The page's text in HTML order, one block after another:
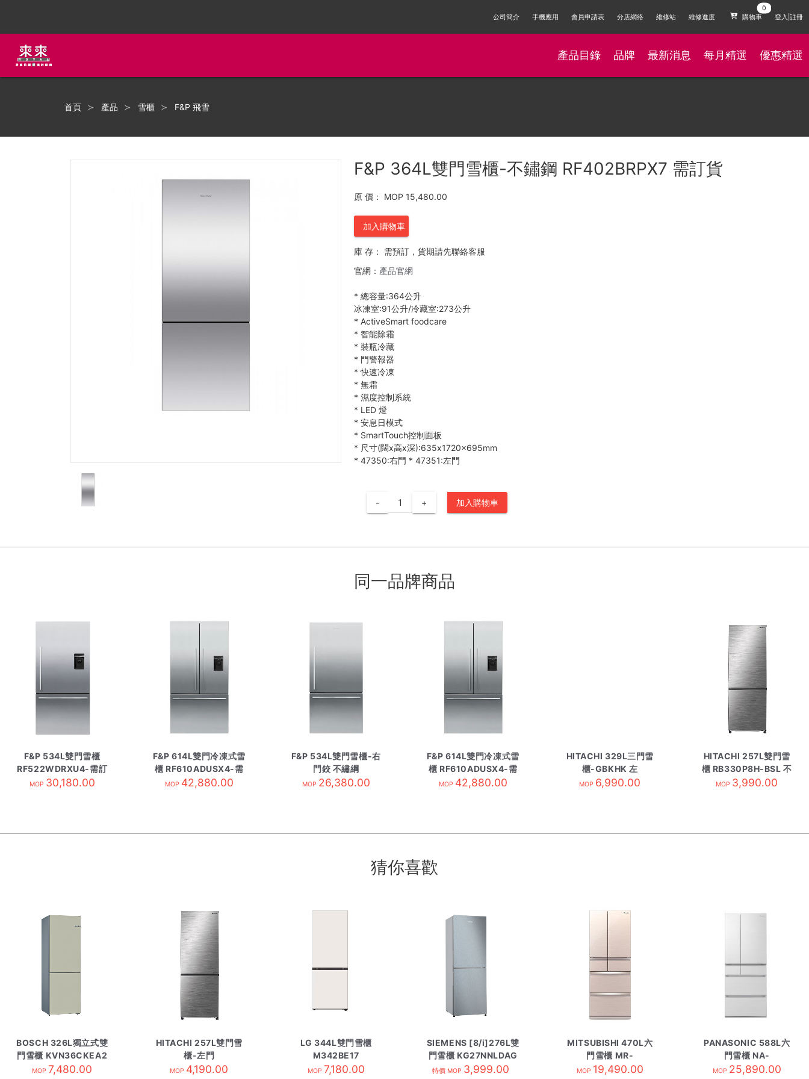
公司簡介 手機應用 會員申請表 分店網絡 維修站 維修進度 購物車 登入|註冊
產品目錄 品牌 最新消息 每月精選 優惠精選
首頁 產品 雪櫃 F&P 飛雪
F&P 364L雙門雪櫃-不鏽鋼 RF402BRPX7 需訂貨
原 價： MOP 15,480.00
加入購物車
庫 存：
需預訂，貨期請先聯絡客服
官網： 產品官網
* 總容量:364公升
冰凍室:91公升/冷藏室:273公升
* ActiveSmart foodcare
* 智能除霜
* 裝瓶冷藏
* 門警報器
* 快速冷凍
* 無霜
* 濕度控制系統
* LED 燈
* 安息日模式
* SmartTouch控制面板
* 尺寸(闊x高x深):635x1720x695mm
* 47350:右門 * 47351:左門
- + 加入購物車
同一品牌商品
F&P 534L雙門雪櫃
RF522WDRXU4-需訂
貨
MOP 30,180.00
F&P 614L雙門冷凍式雪
櫃 RF610ADUSX4-需
訂貨
MOP 42,880.00
F&P 534L雙門雪櫃-右
門鉸 不繡綱
RF522WDRX4 需訂貨
MOP 26,380.00
F&P 614L雙門冷凍式雪
櫃 RF610ADUSX4-需
訂貨
MOP 42,880.00
HITACHI 329L三門雪
櫃-GBKHK 左
HR3N6404DAL 黑影
MOP 6,990.00
HITACHI 257L雙門雪
櫃 RB330P8H-BSL 不
繡綱
MOP 3,990.00
猜你喜歡
BOSCH 326L獨立式雙
門雪櫃 KVN36CKEA2
香濱金
MOP 7,480.00
HITACHI 257L雙門雪
櫃-左門
RB330P8HLBSL 不繡
MOP 4,190.00
LG 344L雙門雪櫃
M342BE17
MOP 7,180.00
SIEMENS [8/i]276L雙
門雪櫃 KG27NNLDAG
特價 MOP 3,999.00
MITSUBISHI 470L六
門雪櫃 MR-
WX47LMFH亮麗香濱
MOP 19,490.00
PANASONIC 588L六
門雪櫃 NA-
F607HX/WA 閃亮白
MOP 25,890.00